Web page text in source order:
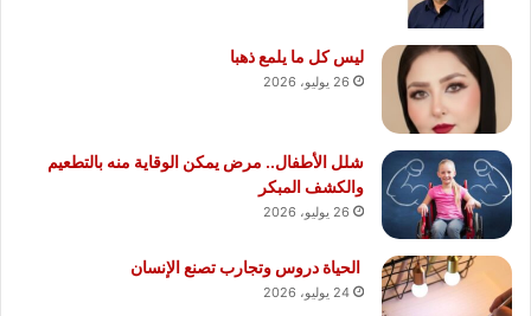
ليس كل ما يلمع ذهبا
26 يوليو، 2026
شلل الأطفال.. مرض يمكن الوقاية منه بالتطعيم
والكشف المبكر
26 يوليو، 2026
الحياة دروس وتجارب تصنع الإنسان
24 يوليو، 2026